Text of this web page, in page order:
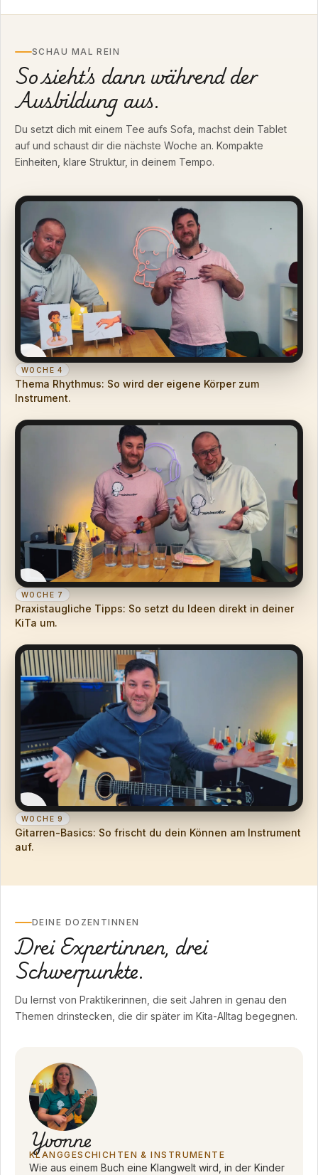
SCHAU MAL REIN
So sieht's dann während der
Ausbildung aus.
Du setzt dich mit einem Tee aufs Sofa, machst dein Tablet
auf und schaust dir die nächste Woche an. Kompakte
Einheiten, klare Struktur, in deinem Tempo.
WOCHE 4
Thema Rhythmus: So wird der eigene Körper zum
Instrument.
WOCHE 7
Praxistaugliche Tipps: So setzt du Ideen direkt in deiner
KiTa um.
WOCHE 9
Gitarren-Basics: So frischt du dein Können am Instrument
auf.
DEINE DOZENTINNEN
Drei Expertinnen, drei
Schwerpunkte.
Du lernst von Praktikerinnen, die seit Jahren in genau den
Themen drinstecken, die dir später im Kita-Alltag begegnen.
Yvonne
KLANGGESCHICHTEN & INSTRUMENTE
Wie aus einem Buch eine Klangwelt wird, in der Kinder